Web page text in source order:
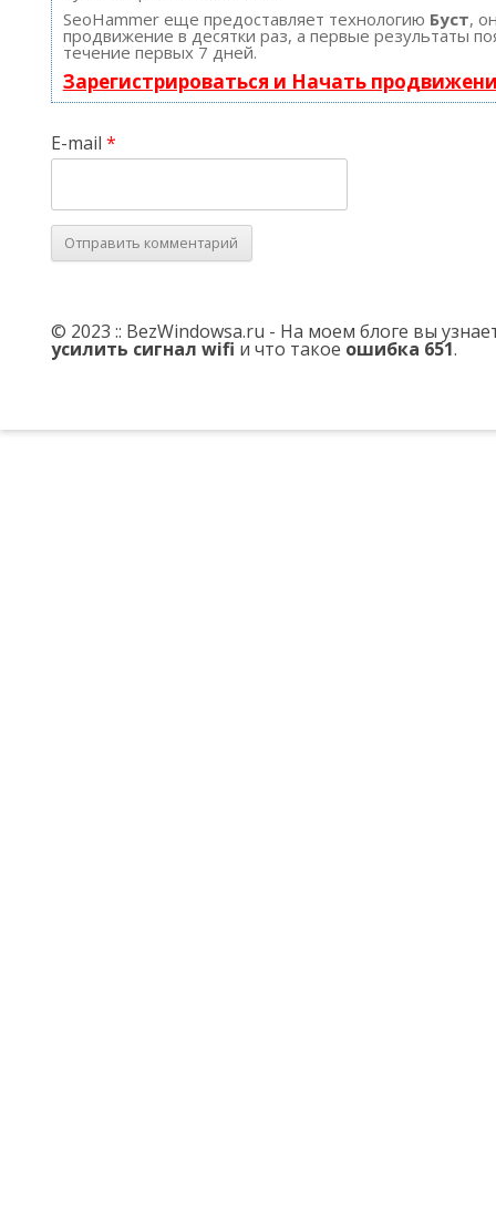
SeoHammer еще предоставляет технологию Буст,
продвижение в десятки раз, а первые результаты
течение первых 7 дней.
Зарегистрироваться и Начать
E-mail *
© 2023 :: BezWindowsa.ru - На моем блоге вы
усилить сигнал wifi и что такое ошибка 651.